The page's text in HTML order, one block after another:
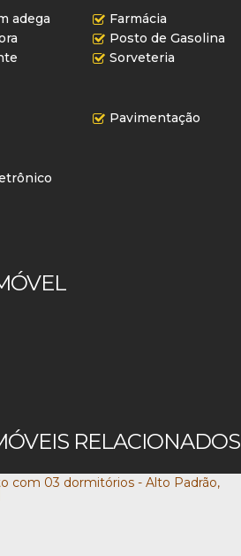
adega
Farmácia
Posto de Gasolina
Sorveteria
Pavimentação
RELACIONADOS